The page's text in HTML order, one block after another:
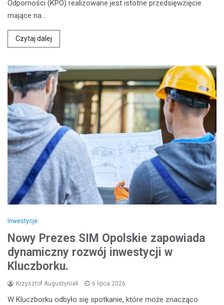
Odporności (KPO) realizowane jest istotne przedsięwzięcie
mające na…
Czytaj dalej
Inwestycje
Nowy Prezes SIM Opolskie zapowiada
dynamiczny rozwój inwestycji w
Kluczborku.
Krzysztof Augustyniak 6 lipca 2026
W Kluczborku odbyło się spotkanie, które może znacząco